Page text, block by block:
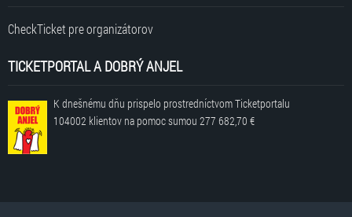
CheckTicket pre organizátorov
TICKETPORTAL A DOBRÝ ANJEL
K dnešnému dňu prispelo prostredníctvom Ticketportalu
104002 klientov na pomoc sumou 277 682,70 €